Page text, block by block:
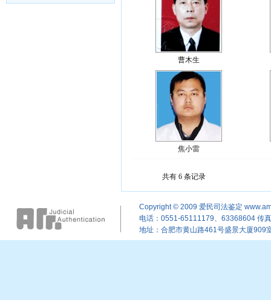
曹木生
焦小雷
共有 6 条记录
Copyright © 2009 爱民司法鉴定
电话：0551-65111179、63368604 传
地址：合肥市黄山路461号盛景大厦909